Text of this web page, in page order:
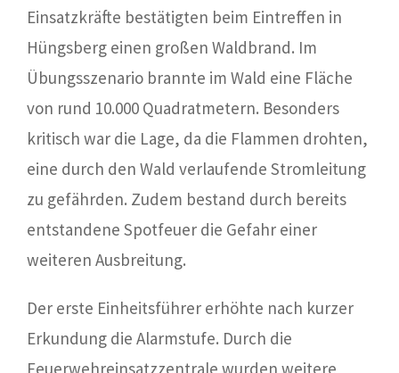
Einsatzkräfte bestätigten beim Eintreffen in
Hüngsberg einen großen Waldbrand. Im
Übungsszenario brannte im Wald eine Fläche
von rund 10.000 Quadratmetern. Besonders
kritisch war die Lage, da die Flammen drohten,
eine durch den Wald verlaufende Stromleitung
zu gefährden. Zudem bestand durch bereits
entstandene Spotfeuer die Gefahr einer
weiteren Ausbreitung.
Der erste Einheitsführer erhöhte nach kurzer
Erkundung die Alarmstufe. Durch die
Feuerwehreinsatzzentrale wurden weitere